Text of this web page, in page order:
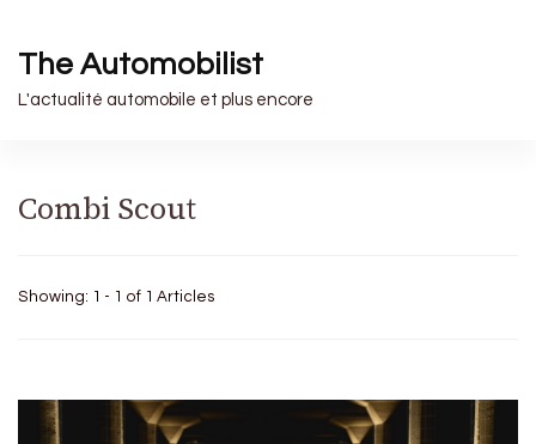
The Automobilist
L'actualité automobile et plus encore
Combi Scout
Showing: 1 - 1 of 1 Articles